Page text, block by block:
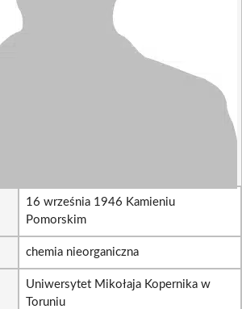
16 września 1946 Kamieniu
Pomorskim
chemia nieorganiczna
Uniwersytet Mikołaja Kopernika w
Toruniu